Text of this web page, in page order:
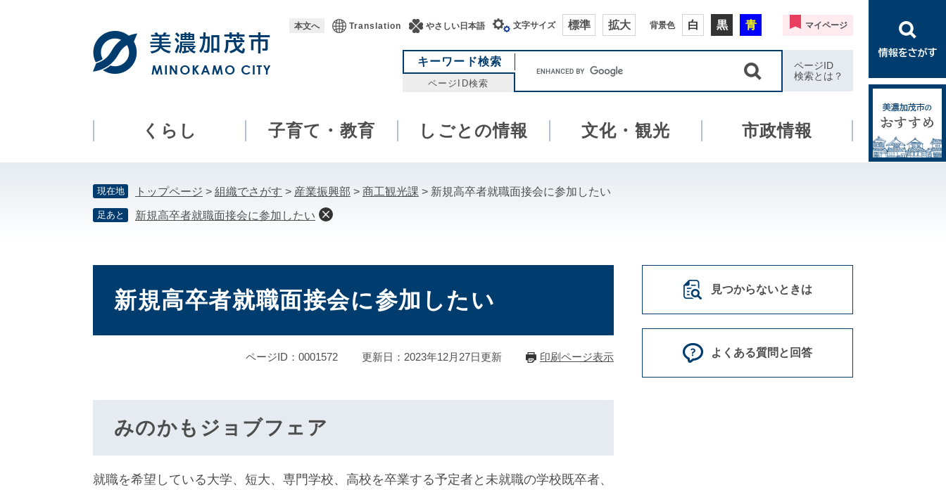
本
本文へ Translation やさしい日本語 文字サイズ 標準 拡大 背景色 白 黒 青 マイページ
キーワード検索
ページID検索
ワ
ド
索
ページID
検索とは？
くらし 子育て・教育 しごとの情報 文化・観光 市政情報
現在地 トップページ > 組織でさがす > 産業振興部 > 商工観光課 > 新規高卒者就職面接会に参加したい
足あと 新規高卒者就職面接会に参加したい
新規高卒者就職面接会に参加したい
ページID：0001572 更新日：2023年12月27日更新 印刷ページ表示
みのかもジョブフェア
就職を希望している大学、短大、専門学校、高校を卒業する予定者と未就職の学校既卒者、
見つからないときは
よくある質問と回答